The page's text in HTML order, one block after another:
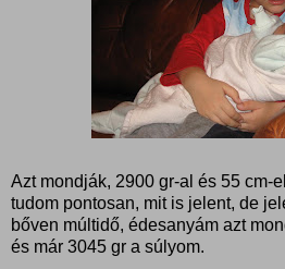
Azt mondják, 2900 gr-al és 55 cm-
tudom pontosan, mit is jelent, de
bőven múltidő, édesanyám azt
és már 3045 gr a súlyom.